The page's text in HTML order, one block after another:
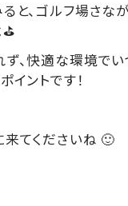
と、ゴルフ場さな
、快適な環境で
イントです！
てくださいね 🙂